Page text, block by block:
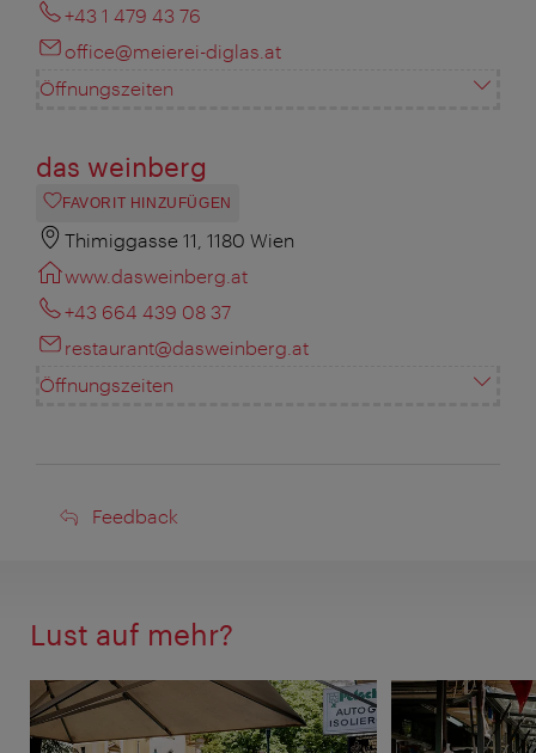
+43 1 479 43 76
office@meierei-diglas.at
Öffnungszeiten
das weinberg
FAVORIT HINZUFÜGEN
Thimiggasse 11, 1180 Wien
www.dasweinberg.at
+43 664 439 08 37
restaurant@dasweinberg.at
Öffnungszeiten
Feedback
Feedback
Lust auf mehr?